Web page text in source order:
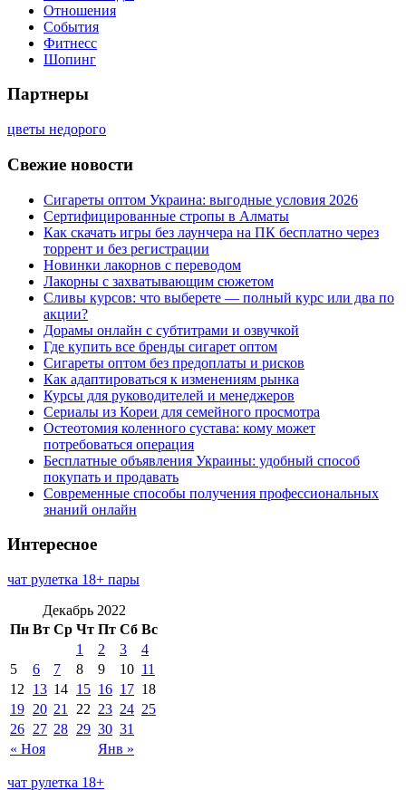
Отношения
События
Фитнесс
Шопинг
Партнеры
цветы недорого
Свежие новости
Сигареты оптом Украина: выгодные условия 2026
Сертифицированные стропы в Алматы
Как скачать игры без лаунчера на ПК бесплатно через
торрент и без регистрации
Новинки лакорнов с переводом
Лакорны с захватывающим сюжетом
Сливы курсов: что выберете — полный курс или два по
акции?
Дорамы онлайн с субтитрами и озвучкой
Где купить все бренды сигарет оптом
Сигареты оптом без предоплаты и рисков
Как адаптироваться к изменениям рынка
Курсы для руководителей и менеджеров
Сериалы из Кореи для семейного просмотра
Остеотомия коленного сустава: кому может
потребоваться операция
Бесплатные объявления Украины: удобный способ
покупать и продавать
Современные способы получения профессиональных
знаний онлайн
Интересное
чат рулетка 18+ пары
Декабрь 2022
Пн Вт Ср Чт Пт Сб Вс
« Ноя Янв »
1 2 3
4
5
6 7 8 9 10 11
12
13 14 15 16 17 18
19 20 21 22 23 24 25
26 27 28 29 30 31
чат рулетка 18+